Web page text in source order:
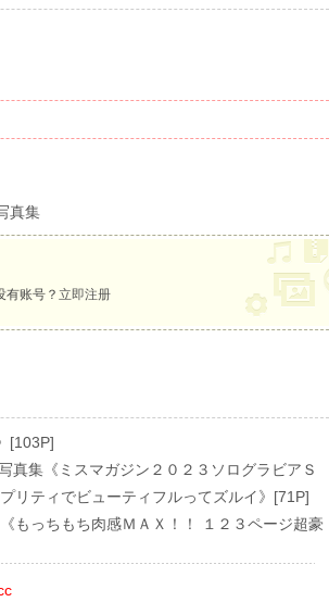
真集
有账号？立即注册
[103P]
真集《ミスマガジン２０２３ソログラビアＳ
リティでビューティフルってズルイ》[71P]
もっちもち肉感ＭＡＸ！！ １２３ページ超豪